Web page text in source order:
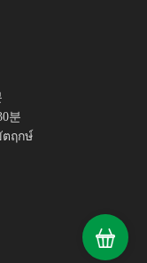
분
ตฤกษ์